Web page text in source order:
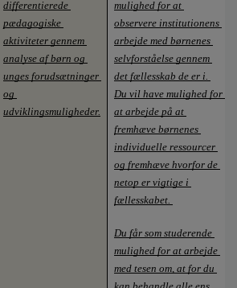
differentierede
pædagogiske
aktiviteter gennem
analyse af børn og
unges forudsætninger
og
udviklingsmuligheder.
mulighed for at
observere institutionens
arbejde med børnenes
selvforståelse gennem
det fællesskab de er i.
Du vil have mulighed for
at arbejde på at
fremhæve børnenes
individuelle ressourcer
og fremhæve hvorfor de
netop er vigtige i
fællesskabet.
Du får som studerende
mulighed for at arbejde
med tesen om, at for du